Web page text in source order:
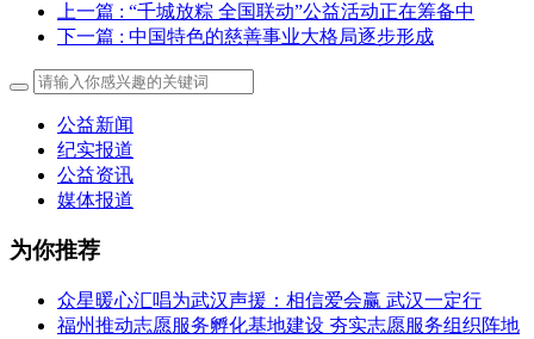
上一篇 : “千城放粽 全国联动”公益活动正在筹备中
下一篇 : 中国特色的慈善事业大格局逐步形成
公益新闻
纪实报道
公益资讯
媒体报道
为你推荐
众星暖心汇唱为武汉声援：相信爱会赢 武汉一定行
福州推动志愿服务孵化基地建设 夯实志愿服务组织阵地